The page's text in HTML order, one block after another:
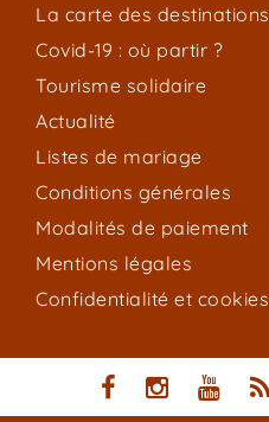
La carte des destinations
Covid-19 : où partir ?
Tourisme solidaire
Actualité
Listes de mariage
Conditions générales
Modalités de paiement
Mentions légales
Confidentialité et cookies